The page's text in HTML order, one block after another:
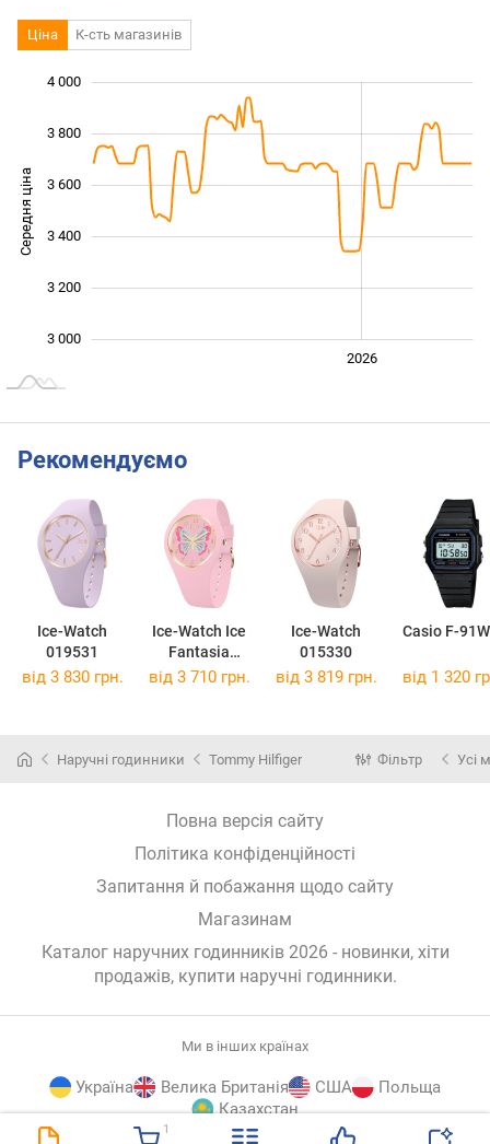
1
Ціна К-сть магазинів
Середня ціна
3 000
3 200
3 400
3 600
3 800
4 000
2026
Рекомендуємо
Ice-Watch
019531
Ice-Watch Ice
Fantasia
021955
Ice-Watch
015330
Casio F-
від 3 830 грн. від 3 710 грн. від 3 819 грн. від 1 320
Наручні годинники Tommy Hilfiger Фільтр Усі
Повна версія сайту
Політика конфіденційності
Запитання й побажання щодо сайту
Магазинам
Каталог наручних годинників 2026 - новинки, хіти
продажів, купити наручні годинники.
Ми в інших країнах
Україна Велика Британія США
Польща
Казахстан